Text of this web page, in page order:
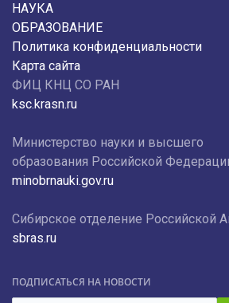
НАУКА
ОБРАЗОВАНИЕ
Политика конфиденциальности
Карта сайта
ФИЦ КНЦ СО РАН
ksc.krasn.ru
Министерство науки и высшего
образования Российской
minobrnauki.gov.ru
Сибирское отделение Российской
sbras.ru
ПОДПИСАТЬСЯ НА НОВОСТИ